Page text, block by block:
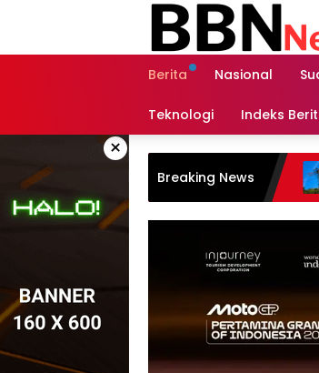
Berita Nasional
Teknologi Indeks
×
Breaking NewsPLN UIW
Tanpa